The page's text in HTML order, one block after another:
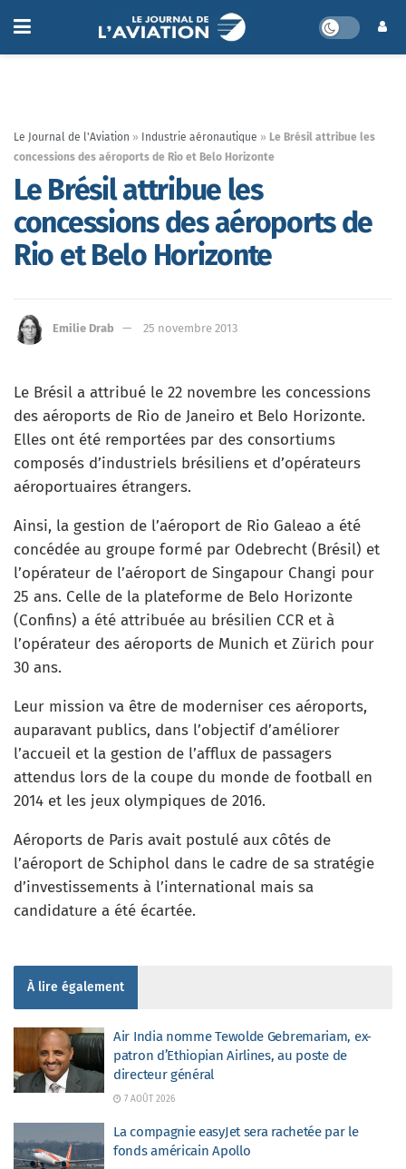
Le Journal de l'Aviation » Industrie aéronautique » Le Brésil attribue les
concessions des aéroports de Rio et Belo Horizonte
Le Brésil attribue les
concessions des aéroports de
Rio et Belo Horizonte
Emilie Drab 25 novembre 2013
Le Brésil a attribué le 22 novembre les concessions
des aéroports de Rio de Janeiro et Belo Horizonte.
Elles ont été remportées par des consortiums
composés d’industriels brésiliens et d’opérateurs
aéroportuaires étrangers.
Ainsi, la gestion de l’aéroport de Rio Galeao a été
concédée au groupe formé par Odebrecht (Brésil) et
l’opérateur de l’aéroport de Singapour Changi pour
25 ans. Celle de la plateforme de Belo Horizonte
(Confins) a été attribuée au brésilien CCR et à
l’opérateur des aéroports de Munich et Zürich pour
30 ans.
Leur mission va être de moderniser ces aéroports,
auparavant publics, dans l’objectif d’améliorer
l’accueil et la gestion de l’afflux de passagers
attendus lors de la coupe du monde de football en
2014 et les jeux olympiques de 2016.
Aéroports de Paris avait postulé aux côtés de
l’aéroport de Schiphol dans le cadre de sa stratégie
d’investissements à l’international mais sa
candidature a été écartée.
À lire également
Air India nomme Tewolde Gebremariam, ex-
patron d’Ethiopian Airlines, au poste de
directeur général
7 AOÛT 2026
La compagnie easyJet sera rachetée par le
fonds américain Apollo